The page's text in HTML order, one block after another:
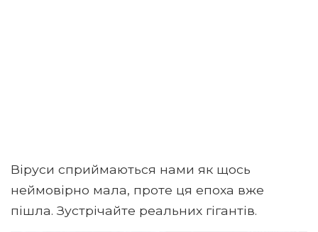
Віруси сприймаються нами як щось
неймовірно мала, проте ця епоха вже
пішла. Зустрічайте реальних гігантів.